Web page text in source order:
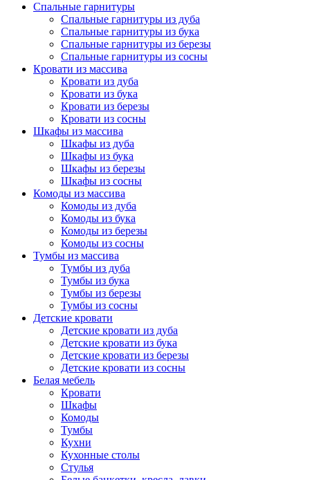
Спальные гарнитуры
Спальные гарнитуры из дуба
Спальные гарнитуры из бука
Спальные гарнитуры из березы
Спальные гарнитуры из сосны
Кровати из массива
Кровати из дуба
Кровати из бука
Кровати из березы
Кровати из сосны
Шкафы из массива
Шкафы из дуба
Шкафы из бука
Шкафы из березы
Шкафы из сосны
Комоды из массива
Комоды из дуба
Комоды из бука
Комоды из березы
Комоды из сосны
Тумбы из массива
Тумбы из дуба
Тумбы из бука
Тумбы из березы
Тумбы из сосны
Детские кровати
Детские кровати из дуба
Детские кровати из бука
Детские кровати из березы
Детские кровати из сосны
Белая мебель
Кровати
Шкафы
Комоды
Тумбы
Кухни
Кухонные столы
Стулья